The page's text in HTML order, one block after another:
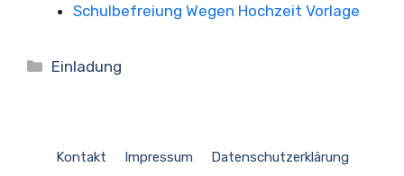
Schulbefreiung Wegen Hochzeit Vorlage
Kategorien
Einladung
Kontakt Impressum
Datenschutzerklärung